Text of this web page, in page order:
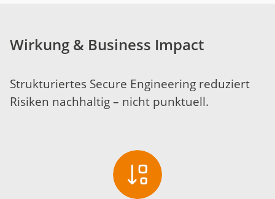
Wirkung & Business Impact
Strukturiertes Secure Engineering reduziert
Risiken nachhaltig – nicht punktuell.